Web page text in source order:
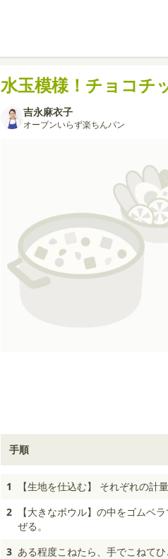
水玉模様！チョコチ
吉永麻衣子
オーブンいらず楽ちんパン
手順
1
【生地を仕込む】 それぞれの計量
2
【大きなボウル】の中をゴムベ
ぜる。
3 ある程度こねたら、手でこねて